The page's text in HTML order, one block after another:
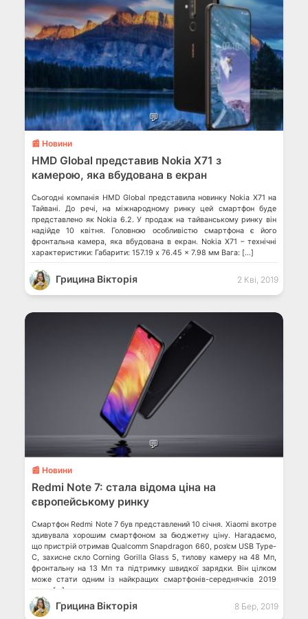
💬
📰 Новини
HMD Global представив Nokia X71 з
камерою, яка вбудована в екран
Сьогодні компанія HMD Global представила новинку Nokia X71 на
Тайвані. До речі, на міжнародному ринку цей смартфон буде
представлено як Nokia 6.2. У продаж на тайванському ринку він
надійде 10 квітня. Головною особливістю смартфона є його
фронтальна камера, яка вбудована в екран. Nokia X71 – технічні
характеристики: Габарити: 157.19 x 76.45 x 7.98 мм Вага: […]
Грицина Вікторія 2 Кві, 2019
💬
📰 Новини
Redmi Note 7: стала відома ціна на
європейському ринку
Смартфон Redmi Note 7 був представлений 10 січня. Xiaomi вкотре
здивувала хорошим смартфоном за бюджетну ціну. Нагадаємо,
що пристрій отримав Qualcomm Snapdragon 660, роз’єм USB Type-
C, захисне скло Corning Gorilla Glass 5, тилову камеру на 48 Мп,
фронтальну на 13 Мп та підтримку швидкої зарядки. Він цілком
може стати одним із найкращих смартфонів-середнячків 2019
року. […]
Грицина Вікторія 8 Бер, 2019